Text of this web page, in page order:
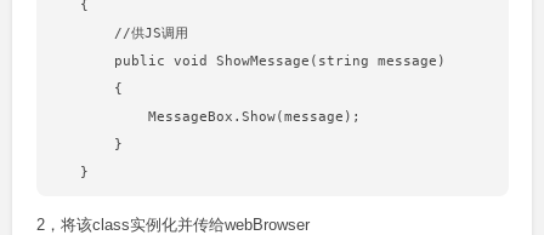
2，将该class实例化并传给webBrowser